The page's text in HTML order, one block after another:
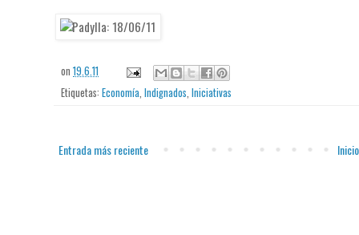
on19.6.11
Etiquetas:Economía,Indignados,Iniciativas
Entrada más reciente Inicio